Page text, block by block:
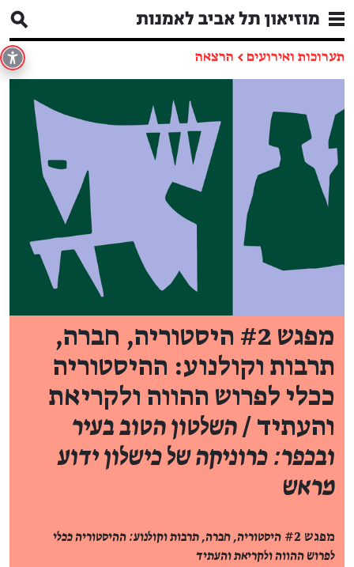
תערוכות ואירועים ← הרצאה
מפגש #2 היסטוריה, חברה,
תרבות וקולנוע: ההיסטוריה
ככלי לפרוש ההווה ולקריאת
והעתיד / השלטון הטוב בעיר
ובכפר: כרוניקה של כישלון ידוע
מראש
מפגש #2
היסטוריה, חברה, תרבות וקולנוע: ההיסטוריה ככלי
לפרוש ההווה ולקריאת והעתיד